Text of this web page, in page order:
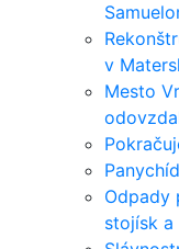
v
Mesto
Odpady
stojísk a